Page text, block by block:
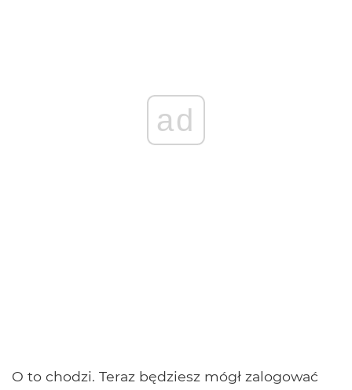
ad
O to chodzi. Teraz będziesz mógł zalogować